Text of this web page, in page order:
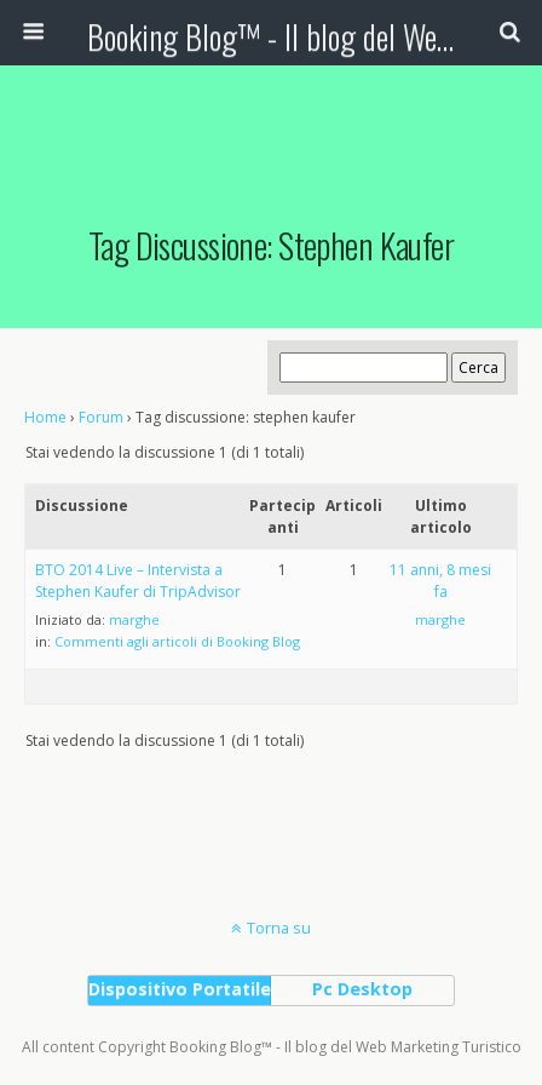
Booking Blog™ - Il blog del Web Marketing Turistico
Tag Discussione: Stephen Kaufer
Home › Forum › Tag discussione: stephen kaufer
Stai vedendo la discussione 1 (di 1 totali)
Discussione
Partecip
anti
Articoli
Ultimo
articolo
BTO 2014 Live – Intervista a
Stephen Kaufer di TripAdvisor
Iniziato da: marghe
in: Commenti agli articoli di Booking Blog
1 1
11 anni, 8 mesi
fa
marghe
Stai vedendo la discussione 1 (di 1 totali)
Torna su
Dispositivo Portatile Pc Desktop
All content Copyright Booking Blog™ - Il blog del Web Marketing Turistico